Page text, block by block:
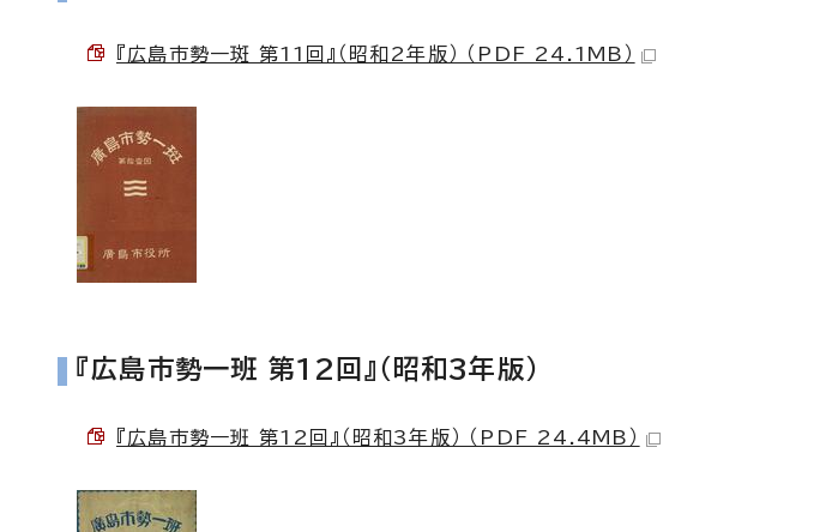
『広島市勢一斑 第11回』（昭和2年版） （PDF 24.1MB）
『広島市勢一班 第12回』（昭和3年版）
『広島市勢一班 第12回』（昭和3年版） （PDF 24.4MB）